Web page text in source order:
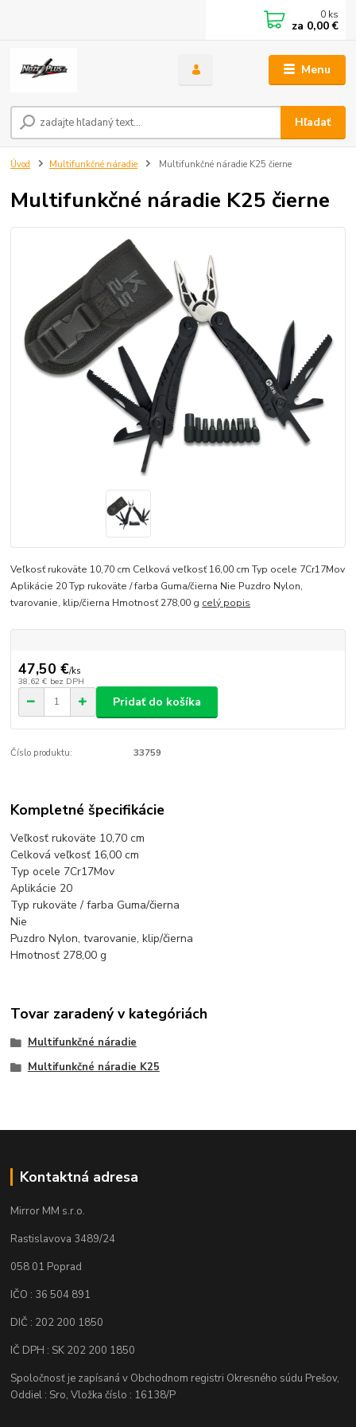
Menu
Hľadať
0 ks
za 0,00 €
Úvod Multifunkčné náradie Multifunkčné náradie K25 čierne
Multifunkčné náradie K25 čierne
Veľkosť rukoväte 10,70 cm Celková veľkosť 16,00 cm Typ ocele 7Cr17Mov
Aplikácie 20 Typ rukoväte / farba Guma/čierna Nie Puzdro Nylon,
tvarovanie, klip/čierna Hmotnosť 278,00 g celý popis
47,50 €/ks
38,62 € bez DPH
Pridať do košíka
Číslo produktu: 33759
Kompletné špecifikácie
Veľkosť rukoväte 10,70 cm
Celková veľkosť 16,00 cm
Typ ocele 7Cr17Mov
Aplikácie 20
Typ rukoväte / farba Guma/čierna
Nie
Puzdro Nylon, tvarovanie, klip/čierna
Hmotnosť 278,00 g
Tovar zaradený v kategóriách
Multifunkčné náradie
Multifunkčné náradie K25
Kontaktná adresa
Mirror MM s.r.o.
Rastislavova 3489/24
058 01 Poprad
IČO : 36 504 891
DIČ : 202 200 1850
IČ DPH : SK 202 200 1850
Spoločnosť je zapísaná v Obchodnom registri Okresného súdu Prešov,
Oddiel : Sro, Vložka číslo : 16138/P